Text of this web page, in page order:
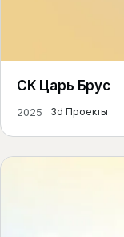
СК Царь Брус
2025 3d Проекты